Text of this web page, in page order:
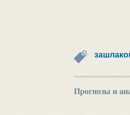
Прогнозы и